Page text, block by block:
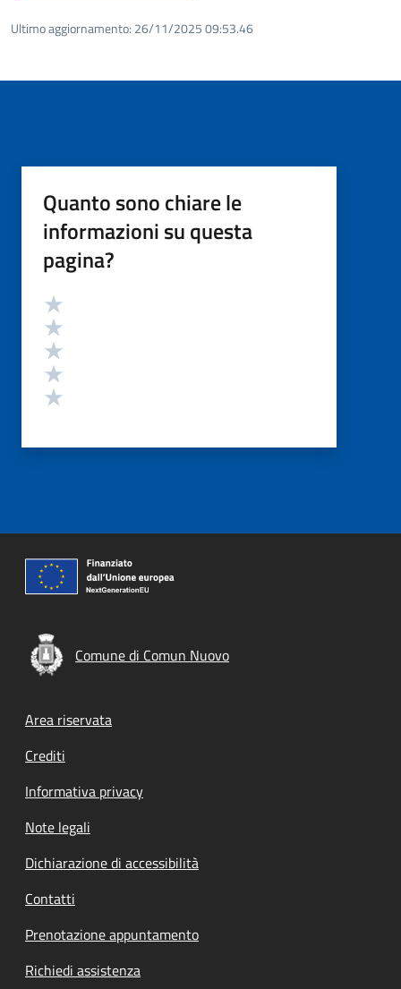
Ultimo aggiornamento: 26/11/2025 09:53.46
Quanto sono chiare le
informazioni su questa
pagina?
Valutazione
Comune di Comun Nuovo
Footer menu
Area riservata
Crediti
Informativa privacy
Note legali
Dichiarazione di accessibilità
Contatti
Prenotazione appuntamento
Richiedi assistenza